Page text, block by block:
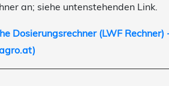
an; siehe untenstehenden Link.
Dosierungsrechner (LWF Rechner)